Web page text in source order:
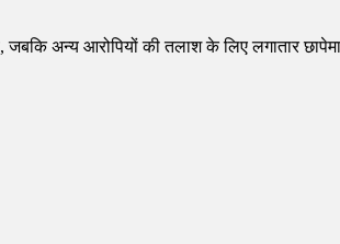
अन्य आरोपियों की तलाश के लिए लगातार